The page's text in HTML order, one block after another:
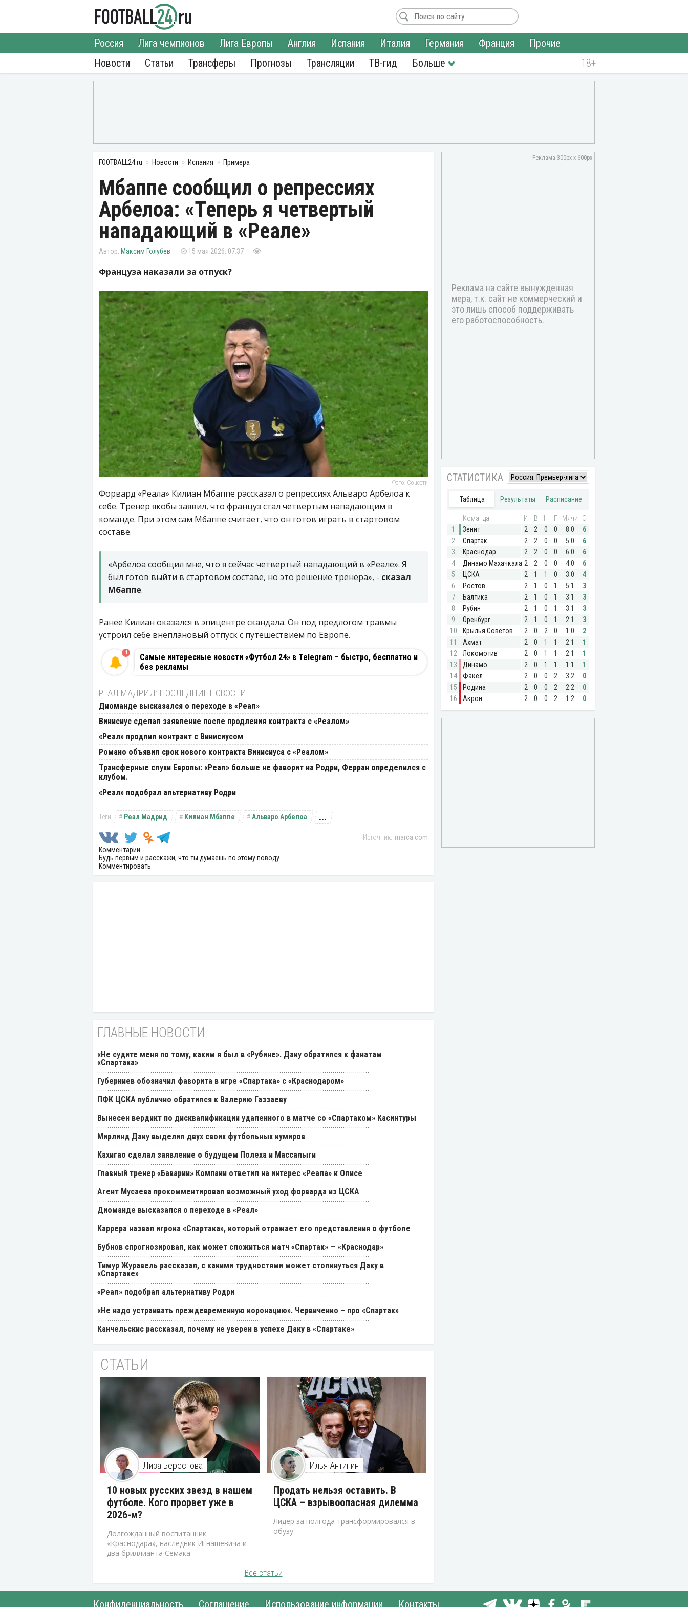
Новости
Россия Лига чемпионов Лига Европы Англия Испания Италия Германия Франция
Прочие
Статьи
Трансферы Прогнозы Трансляции ТВ-гид
FOOTBALL24.ru Новости Испания Примера
Мбаппе сообщил о репрессиях
Арбелоа: «Теперь я четвертый
нападающий в «Реале»
Максим Голубев 15 мая 2026, 07:37
Француза наказали за отпуск?
Фото: Соцсети
Форвард «Реала» Килиан Мбаппе рассказал о репрессиях Альваро Арбелоа к
себе. Тренер якобы заявил, что француз стал четвертым нападающим в
команде. При этом сам Мбаппе считает, что он готов играть в стартовом
составе.
«Арбелоа сообщил мне, что я сейчас четвертый нападающий в «Реале». Я
был готов выйти в стартовом составе, но это решение тренера», - сказал
Мбаппе.
Ранее Килиан оказался в эпицентре скандала. Он под предлогом травмы
устроил себе внеплановый отпуск с путешествием по Европе.
Самые интересные новости «Футбол 24» в Telegram – быстро, бесплатно и
без рекламы
1
РЕАЛ МАДРИД: ПОСЛЕДНИЕ НОВОСТИ
Диоманде высказался о переходе в «Реал»
Винисиус сделал заявление после продления контракта с «Реалом»
«Реал» продлил контракт с Винисиусом
Романо объявил срок нового контракта Винисиуса с «Реалом»
Трансферные слухи Европы: «Реал» больше не фаворит на Родри, Ферран определился с
клубом.
«Реал» подобрал альтернативу Родри
Реал Мадрид Килиан Мбаппе Альваро Арбелоа ...
marca.com
Комментарии
Будь первым и расскажи, что ты думаешь по этому поводу.
Комментировать
ГЛАВНЫЕ НОВОСТИ
«Не судите меня по тому, каким я был в «Рубине». Даку обратился к фанатам
«Спартака»
Губерниев обозначил фаворита в игре «Спартака» с «Краснодаром»
ПФК ЦСКА публично обратился к Валерию Газзаеву
Вынесен вердикт по дисквалификации удаленного в матче со «Спартаком» Касинтуры
Мирлинд Даку выделил двух своих футбольных кумиров
Кахигао сделал заявление о будущем Полеха и Массалыги
Главный тренер «Баварии» Компани ответил на интерес «Реала» к Олисе
Агент Мусаева прокомментировал возможный уход форварда из ЦСКА
Диоманде высказался о переходе в «Реал»
Каррера назвал игрока «Спартака», который отражает его представления о футболе
Бубнов спрогнозировал, как может сложиться матч «Спартак» — «Краснодар»
Тимур Журавель рассказал, с какими трудностями может столкнуться Даку в
«Спартаке»
«Реал» подобрал альтернативу Родри
«Не надо устраивать преждевременную коронацию». Червиченко – про «Спартак»
Канчельскис рассказал, почему не уверен в успехе Даку в «Спартаке»
СТАТЬИ
Лиза Берестова
10 новых русских звезд в нашем
футболе. Кого прорвет уже в
2026-м?
Долгожданный воспитанник
«Краснодара», наследник Игнашевича и
два бриллианта Семака.
Илья Антипин
Продать нельзя оставить. В
ЦСКА – взрывоопасная дилемма
Лидер за полгода трансформировался в
обузу.
Все статьи